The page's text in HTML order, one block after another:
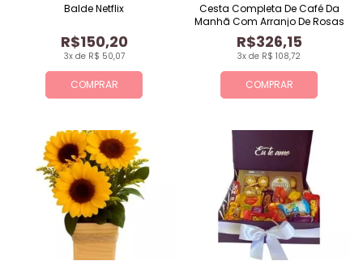
COMPRAR
3x de R$ 50,07
R$150,20
Balde Netflix
COMPRAR
3x de R$ 108,72
R$326,15
Cesta Completa De Café Da
Manhã Com Arranjo De Rosas